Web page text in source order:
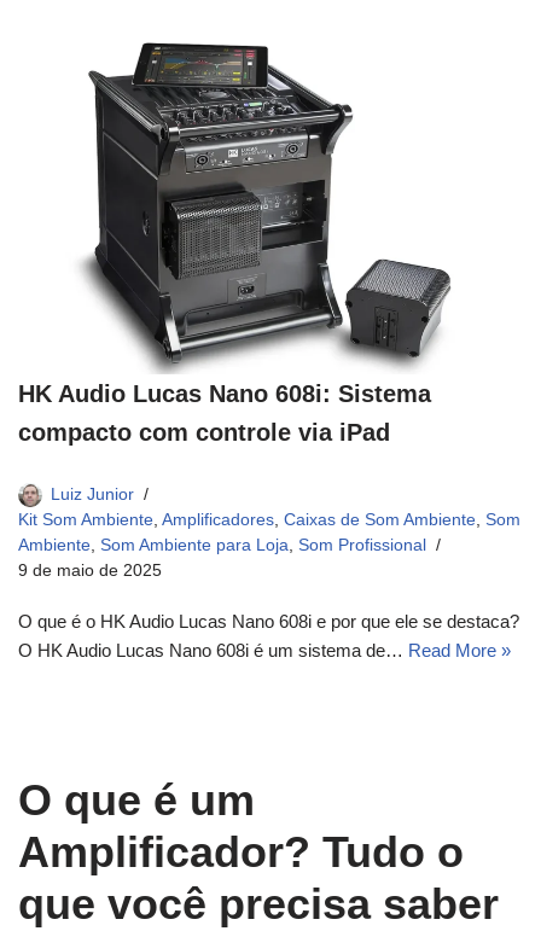
HK Audio Lucas Nano 608i: Sistema
compacto com controle via iPad
Luiz Junior
Kit Som Ambiente, Amplificadores, Caixas de Som Ambiente, Som
Ambiente, Som Ambiente para Loja, Som Profissional
9 de maio de 2025
O que é o HK Audio Lucas Nano 608i e por que ele se destaca?
O HK Audio Lucas Nano 608i é um sistema de… Read More »
O que é um
Amplificador? Tudo o
que você precisa saber